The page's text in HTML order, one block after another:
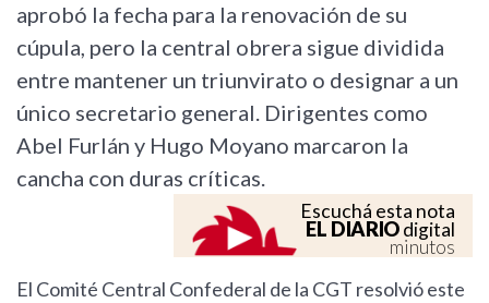
aprobó la fecha para la renovación de su
cúpula, pero la central obrera sigue dividida
entre mantener un triunvirato o designar a un
único secretario general. Dirigentes como
Abel Furlán y Hugo Moyano marcaron la
cancha con duras críticas.
Escuchá esta nota
EL DIARIOdigital
minutos
El Comité Central Confederal de la CGT resolvió este